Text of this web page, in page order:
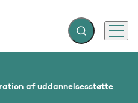
Fold søgefelt ud
Menu
af uddannelsesstøtte